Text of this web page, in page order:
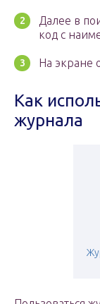
Далее в
код с
На экране
Как
журнала